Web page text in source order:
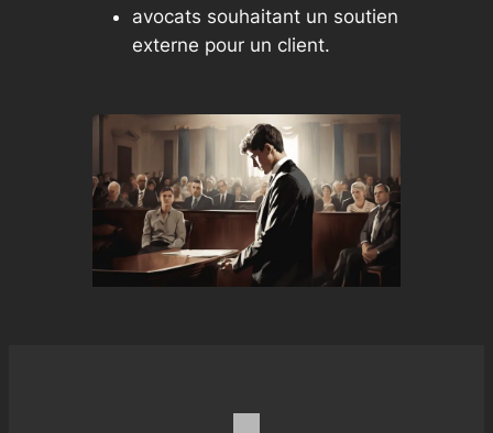
avocats souhaitant un soutien
externe pour un client.